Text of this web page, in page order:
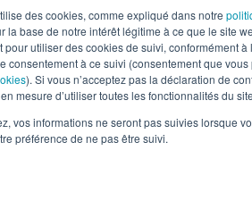
des cookies, comme expliqué dans notre
la base de notre intérêt légitime à ce que le site
pour utiliser des cookies de suivi, conformément
consentement à ce suivi (consentement que
). Si vous n’acceptez pas la déclaration de
mesure d’utiliser toutes les fonctionnalités du
vos informations ne seront pas suivies lorsque
préférence de ne pas être suivi.